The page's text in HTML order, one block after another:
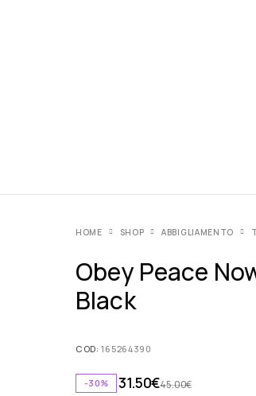
HOME SHOP ABBIGLIAMENTO
Obey Peace
Black
COD:165264390
-30% 45.00€
31.50€